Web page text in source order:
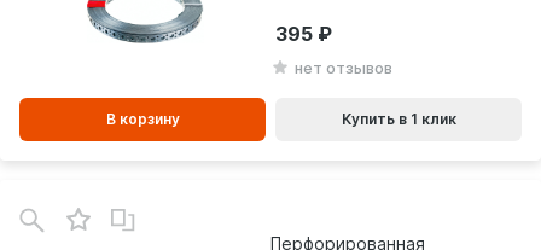
нет отзывов
395
В корзину Купить в 1 клик
Перфорированная